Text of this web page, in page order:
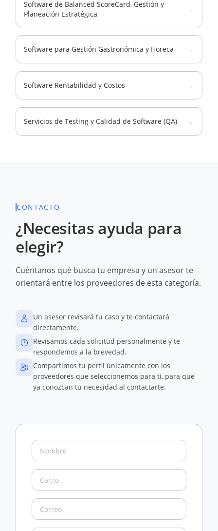
Software de Balanced ScoreCard, Gestión y
Planeación Estratégica
→
Software para Gestión Gastronómica y Horeca →
Software Rentabilidad y Costos →
Servicios de Testing y Calidad de Software (QA) →
CONTACTO
¿Necesitas ayuda para
elegir?
Cuéntanos qué busca tu empresa y un asesor te
orientará entre los proveedores de esta categoría.
Un asesor revisará tu caso y te contactará
directamente.
Revisamos cada solicitud personalmente y te
respondemos a la brevedad.
Compartimos tu perfil únicamente con los
proveedores que seleccionemos para ti, para que
ya conozcan tu necesidad al contactarte.